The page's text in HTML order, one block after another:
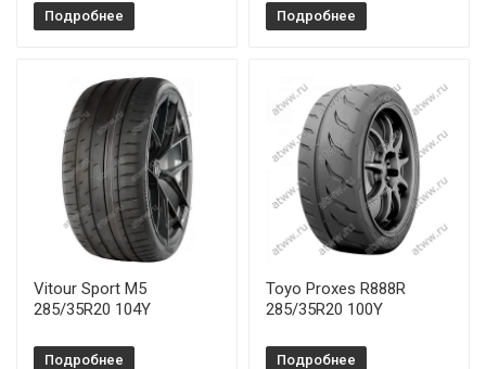
Подробнее Подробнее
Vitour Sport M5
285/35R20 104Y
Подробнее
Toyo Proxes R888R
285/35R20 100Y
Подробнее